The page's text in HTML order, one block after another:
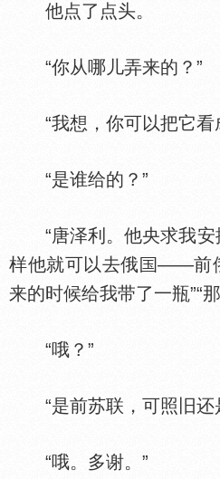
他点了点头。
“你从哪儿弄来的？”
“我想，你可以把它看
“是谁给的？”
“唐泽利。他央求我安
样他就可以去俄
——前
来的时候给我带了一瓶”“
“哦？”
“是前苏联，可照旧还
“哦。多谢。”